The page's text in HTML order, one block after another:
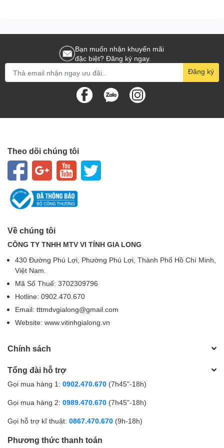
Cấu tạo nhựa PVC màu đen, dây dạng dẹt.
Hệ điều hành hỗ trợ:
Windows XP, 7, 8, 8.1, 10 32/64bit và Mac
OS
Bạn muốn nhận khuyến mãi
đặc biệt? Đăng ký ngay.
Đăng ký
Theo dõi chúng tôi
Về chúng tôi
CÔNG TY TNHH MTV VI TÍNH GIA LONG
430 Đường Phú Lợi, Phường Phú Lợi, Thành Phố Hồ Chí Minh,
Việt Nam.
Mã Số Thuế: 3702309796
Hotline: 0902.470.670
Email: tttmdvgialong@gmail.com
Website: www.vitinhgialong.vn
Chính sách
Tổng đài hỗ trợ
Gọi mua hàng 1: 0902.470.670 (7h45"-18h)
Gọi mua hàng 2: 0989.470.670 (7h45"-18h)
Gọi hỗ trợ kĩ thuật: 0867.470.670 (9h-18h)
Phương thức thanh toán